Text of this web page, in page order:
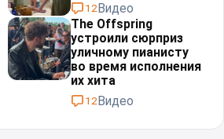
12Видео
The Offspring
устроили сюрприз
уличному пианисту
во время исполнения
их хита
12Видео